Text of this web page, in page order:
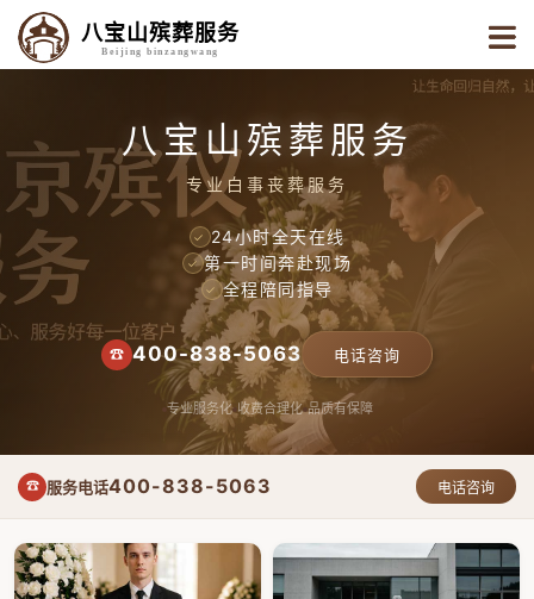
八宝山殡葬服务
Beijing binzangwang
八宝山殡葬服务
专业白事丧葬服务
✓ 24小时全天在线
✓ 第一时间奔赴现场
✓ 全程陪同指导
☎ 400-838-5063 电话咨询
专业服务化 收费合理化 品质有保障
☎ 服务电话400-838-5063 电话咨询